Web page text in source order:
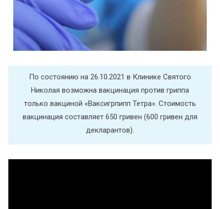
По состоянию на 26.10.2021 в Клинике Святого
Николая возможна вакцинация против гриппа
только вакциной «Ваксигрпипп Тетра». Стоимость
вакцинация составляет 650 гривен (600 гривен для
декларантов).